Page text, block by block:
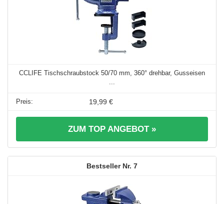
CCLIFE Tischschraubstock 50/70 mm, 360° drehbar, Gusseisen
...
19,99 €
ZUM TOP ANGEBOT »
7